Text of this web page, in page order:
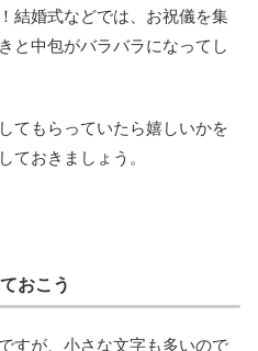
結婚式などでは、お祝儀を集
と中包がバラバラになってし
てもらっていたら嬉しいかを
ておきましょう。
おこう
すが、小さな文字も多いので